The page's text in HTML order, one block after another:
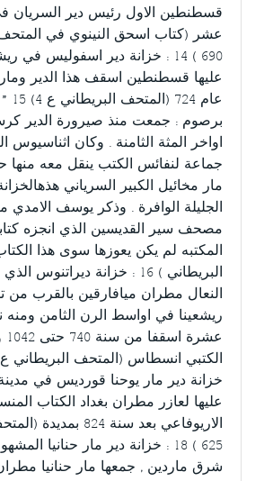
قسطنطين الاول رئيس دير السريان
عشر (كتاب اسحق النينوي في المتحف
690 ) 14 : خزانة دير اسفوليس في
عليها قسطنطين اسقف هذا الدير
برصوم : جمعت منذ صيرورة الدير
جماعة لنفائس الكتب ينقل معه منها
مار مخائيل الكبير السرياني
الجليلة الوافرة . وذكر يوسف
المكتبه لم يكن يعوزها سوى هذا
البريطاني ) 16 : خزانة
النعال مطران ميافارقين بالقرب
ريشعينا في اواسط الرن الثامن
خزانة دير مار يوحنا قورديس في
عليها لعازر مطران بغداد الكتاب
الاريوفاعي بعد سنة 824
625 ) 18 : خزانة دير مار حنانيا